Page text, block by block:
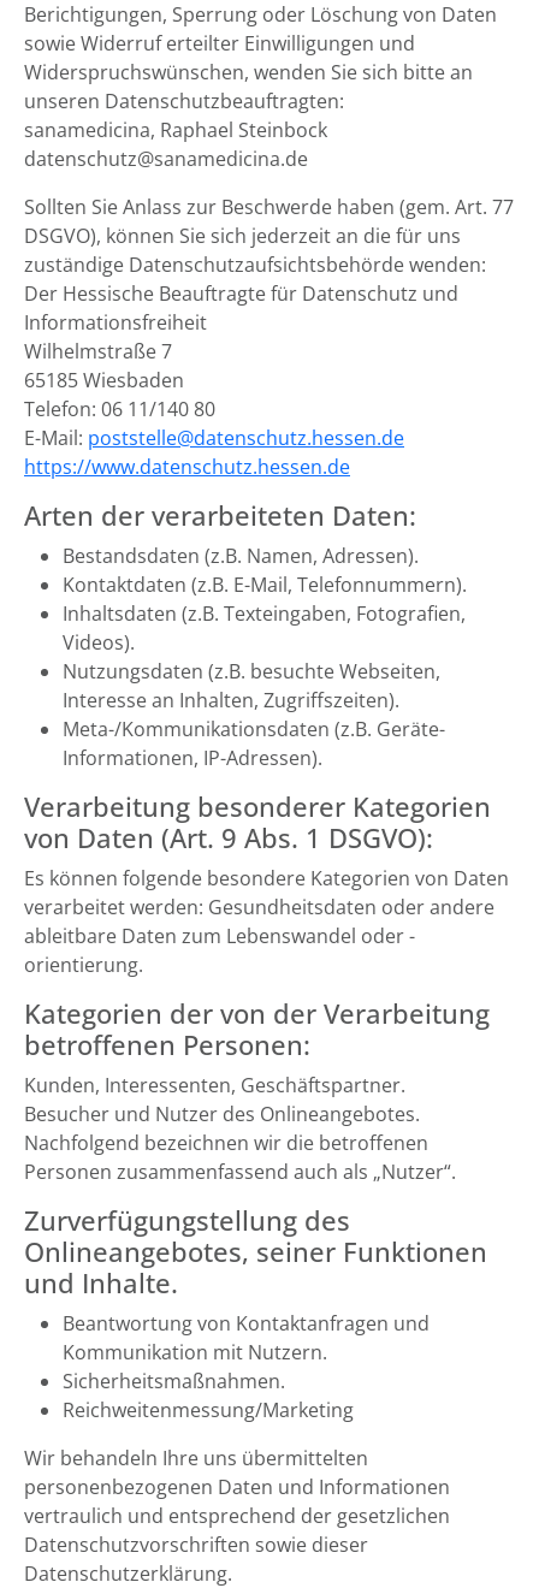
Berichtigungen, Sperrung oder Löschung von Daten
sowie Widerruf erteilter Einwilligungen und
Widerspruchswünschen, wenden Sie sich bitte an
unseren Datenschutzbeauftragten:
sanamedicina, Raphael Steinbock
datenschutz@sanamedicina.de
Sollten Sie Anlass zur Beschwerde haben (gem. Art. 77
DSGVO), können Sie sich jederzeit an die für uns
zuständige Datenschutzaufsichtsbehörde wenden:
Der Hessische Beauftragte für Datenschutz und
Informationsfreiheit
Wilhelmstraße 7
65185 Wiesbaden
Telefon: 06 11/140 80
E-Mail: poststelle@datenschutz.hessen.de
https://www.datenschutz.hessen.de
Arten der verarbeiteten Daten:
Bestandsdaten (z.B. Namen, Adressen).
Kontaktdaten (z.B. E-Mail, Telefonnummern).
Inhaltsdaten (z.B. Texteingaben, Fotografien,
Videos).
Nutzungsdaten (z.B. besuchte Webseiten,
Interesse an Inhalten, Zugriffszeiten).
Meta-/Kommunikationsdaten (z.B. Geräte-
Informationen, IP-Adressen).
Verarbeitung besonderer Kategorien
von Daten (Art. 9 Abs. 1 DSGVO):
Es können folgende besondere Kategorien von Daten
verarbeitet werden: Gesundheitsdaten oder andere
ableitbare Daten zum Lebenswandel oder -
orientierung.
Kategorien der von der Verarbeitung
betroffenen Personen:
Kunden, Interessenten, Geschäftspartner.
Besucher und Nutzer des Onlineangebotes.
Nachfolgend bezeichnen wir die betroffenen
Personen zusammenfassend auch als „Nutzer“.
Zurverfügungstellung des
Onlineangebotes, seiner Funktionen
und Inhalte.
Beantwortung von Kontaktanfragen und
Kommunikation mit Nutzern.
Sicherheitsmaßnahmen.
Reichweitenmessung/Marketing
Wir behandeln Ihre uns übermittelten
personenbezogenen Daten und Informationen
vertraulich und entsprechend der gesetzlichen
Datenschutzvorschriften sowie dieser
Datenschutzerklärung.